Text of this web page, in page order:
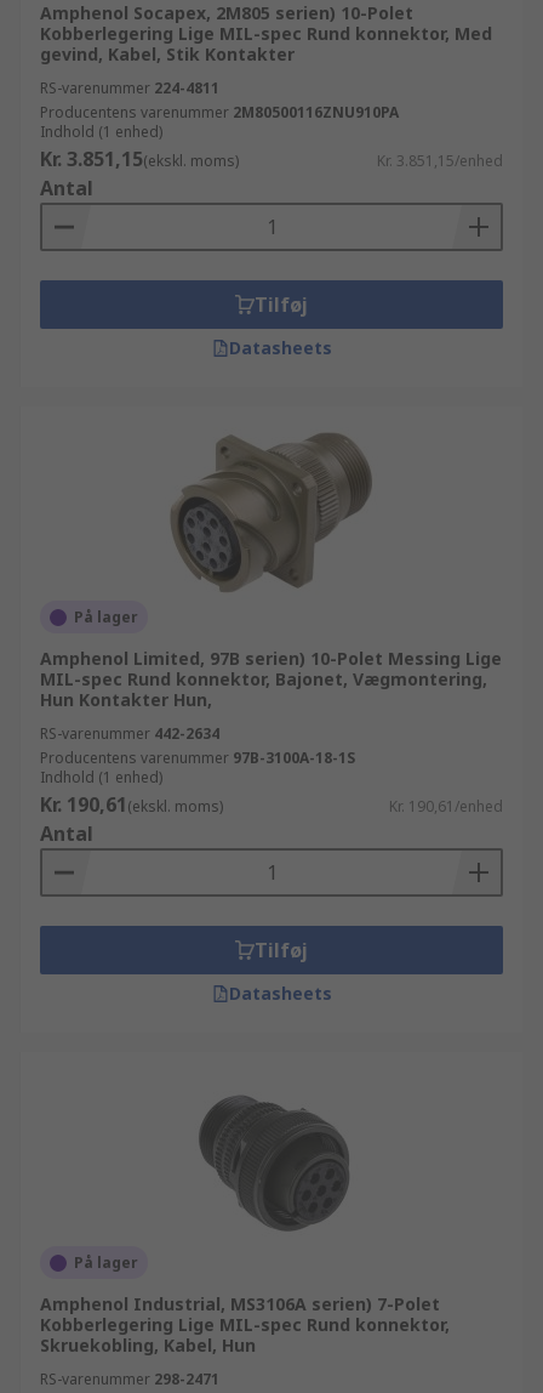
Amphenol Socapex, 2M805 serien) 10-Polet
Kobberlegering Lige MIL-spec Rund konnektor, Med
gevind, Kabel, Stik Kontakter
RS-varenummer 224-4811
Producentens varenummer 2M80500116ZNU910PA
Indhold (1 enhed)
Kr. 3.851,15(ekskl. moms) Kr. 3.851,15/enhed
Antal
Tilføj
Datasheets
På lager
Amphenol Limited, 97B serien) 10-Polet Messing Lige
MIL-spec Rund konnektor, Bajonet, Vægmontering,
Hun Kontakter Hun,
RS-varenummer 442-2634
Producentens varenummer 97B-3100A-18-1S
Indhold (1 enhed)
Kr. 190,61(ekskl. moms) Kr. 190,61/enhed
Antal
Tilføj
Datasheets
På lager
Amphenol Industrial, MS3106A serien) 7-Polet
Kobberlegering Lige MIL-spec Rund konnektor,
Skruekobling, Kabel, Hun
RS-varenummer 298-2471